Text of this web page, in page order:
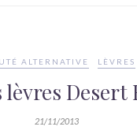
ALTERNATIVE LÈVRES
Desert
21/11/2013